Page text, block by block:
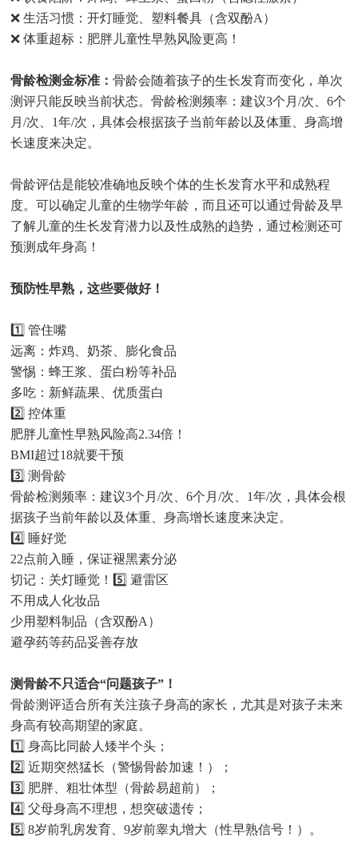
❌ 生活习惯：开灯睡觉、塑料餐具（含双酚A）
❌ 体重超标：肥胖儿童性早熟风险更高！
骨龄检测金标准：骨龄会随着孩子的生长发育而变化，单次
测评只能反映当前状态。骨龄检测频率：建议3个月/次、6个
月/次、1年/次，具体会根据孩子当前年龄以及体重、身高增
长速度来决定。
骨龄评估是能较准确地反映个体的生长发育水平和成熟程
度。可以确定儿童的生物学年龄，而且还可以通过骨龄及早
了解儿童的生长发育潜力以及性成熟的趋势，通过检测还可
预测成年身高！
预防性早熟，这些要做好！
1️⃣ 管住嘴
远离：炸鸡、奶茶、膨化食品
警惕：蜂王浆、蛋白粉等补品
多吃：新鲜蔬果、优质蛋白
2️⃣ 控体重
肥胖儿童性早熟风险高2.34倍！
BMI超过18就要干预
3️⃣ 测骨龄
骨龄检测频率：建议3个月/次、6个月/次、1年/次，具体会根
据孩子当前年龄以及体重、身高增长速度来决定。
4️⃣ 睡好觉
22点前入睡，保证褪黑素分泌
切记：关灯睡觉！5️⃣ 避雷区
不用成人化妆品
少用塑料制品（含双酚A）
避孕药等药品妥善存放
测骨龄不只适合“问题孩子”！
骨龄测评适合所有关注孩子身高的家长，尤其是对孩子未来
身高有较高期望的家庭。
1️⃣ 身高比同龄人矮半个头；
2️⃣ 近期突然猛长（警惕骨龄加速！）；
3️⃣ 肥胖、粗壮体型（骨龄易超前）；
4️⃣ 父母身高不理想，想突破遗传；
5️⃣ 8岁前乳房发育、9岁前睾丸增大（性早熟信号！）。